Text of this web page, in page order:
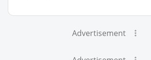
Advertisement